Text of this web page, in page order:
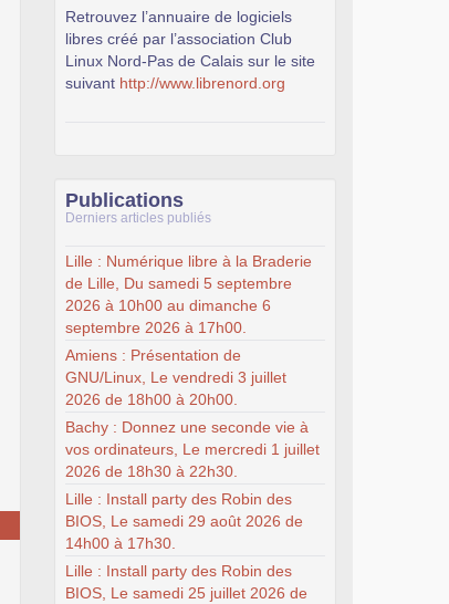
Retrouvez l’annuaire de logiciels
libres créé par l’association Club
Linux Nord-Pas de Calais sur le site
suivant http://www.librenord.org
Publications
Derniers articles publiés
Lille : Numérique libre à la Braderie
de Lille, Du samedi 5 septembre
2026 à 10h00 au dimanche 6
septembre 2026 à 17h00.
Amiens : Présentation de
GNU/Linux, Le vendredi 3 juillet
2026 de 18h00 à 20h00.
Bachy : Donnez une seconde vie à
vos ordinateurs, Le mercredi 1 juillet
2026 de 18h30 à 22h30.
Lille : Install party des Robin des
BIOS, Le samedi 29 août 2026 de
14h00 à 17h30.
Lille : Install party des Robin des
BIOS, Le samedi 25 juillet 2026 de